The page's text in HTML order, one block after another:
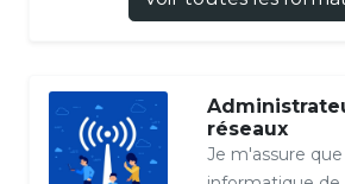
réseaux
Je m'assure